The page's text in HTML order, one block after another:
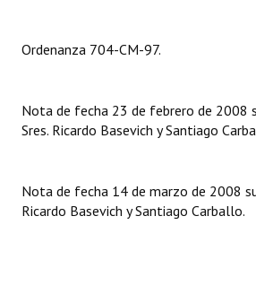
Digesto
DOCUMENTOS
Proyectos Presentados
Ordenanza 704-CM-97.
Nota de fecha 23 de febrero de 2008
Sres. Ricardo Basevich y Santiago
Nota de fecha 14 de marzo de 2008
Ricardo Basevich y Santiago Carballo.